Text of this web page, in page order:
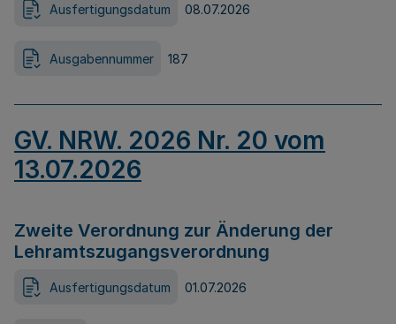
Ausfertigungsdatum 08.07.2026
Ausgabennummer 187
GV. NRW. 2026 Nr. 20 vom
13.07.2026
Zweite Verordnung zur Änderung der
Lehramtszugangsverordnung
Ausfertigungsdatum 01.07.2026